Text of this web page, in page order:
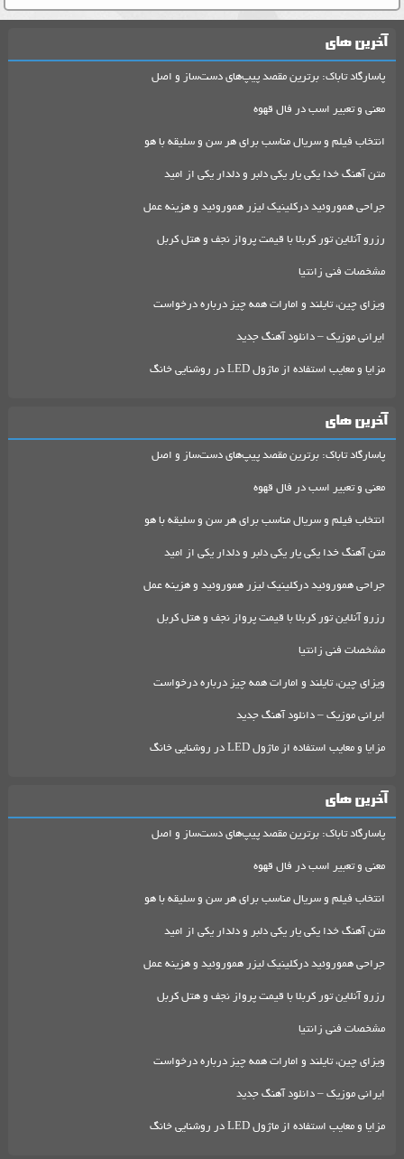
آخرین های
پاسارگاد تاباک: برترین مقصد پیپ‌های دست‌ساز و اصل
معنی و تعبیر اسب در فال قهوه
انتخاب فیلم و سریال مناسب برای هر سن و سلیقه با هو
متن آهنگ خدا یکی یار یکی دلبر و دلدار یکی از امید
جراحی هموروئید درکلینیک لیزر هموروئید و هزینه عمل
رزرو آنلاین تور کربلا با قیمت پرواز نجف و هتل کربل
مشخصات فنی زانتیا
ویزای چین، تایلند و امارات همه چیز درباره درخواست
ایرانی موزیک – دانلود آهنگ جدید
مزایا و معایب استفاده از ماژول LED در روشنایی خانگ
آخرین های
پاسارگاد تاباک: برترین مقصد پیپ‌های دست‌ساز و اصل
معنی و تعبیر اسب در فال قهوه
انتخاب فیلم و سریال مناسب برای هر سن و سلیقه با هو
متن آهنگ خدا یکی یار یکی دلبر و دلدار یکی از امید
جراحی هموروئید درکلینیک لیزر هموروئید و هزینه عمل
رزرو آنلاین تور کربلا با قیمت پرواز نجف و هتل کربل
مشخصات فنی زانتیا
ویزای چین، تایلند و امارات همه چیز درباره درخواست
ایرانی موزیک – دانلود آهنگ جدید
مزایا و معایب استفاده از ماژول LED در روشنایی خانگ
آخرین های
پاسارگاد تاباک: برترین مقصد پیپ‌های دست‌ساز و اصل
معنی و تعبیر اسب در فال قهوه
انتخاب فیلم و سریال مناسب برای هر سن و سلیقه با هو
متن آهنگ خدا یکی یار یکی دلبر و دلدار یکی از امید
جراحی هموروئید درکلینیک لیزر هموروئید و هزینه عمل
رزرو آنلاین تور کربلا با قیمت پرواز نجف و هتل کربل
مشخصات فنی زانتیا
ویزای چین، تایلند و امارات همه چیز درباره درخواست
ایرانی موزیک – دانلود آهنگ جدید
مزایا و معایب استفاده از ماژول LED در روشنایی خانگ